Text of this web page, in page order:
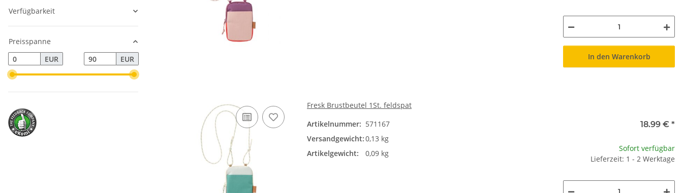
In den Warenkorb
Fresk Brustbeutel 1St. feldspat
Artikelnummer: 571167
Versandgewicht:0,13 kg
Artikelgewicht:
0,09 kg
18.99 € *
Sofort verfügbar
Lieferzeit: 1 - 2 Werktage
Verfügbarkeit
Preisspanne
EUR
EUR